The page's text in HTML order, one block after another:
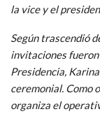
la vice y el
Según trascendió
invitaciones
Presidencia,
ceremonial. Como
organiza el